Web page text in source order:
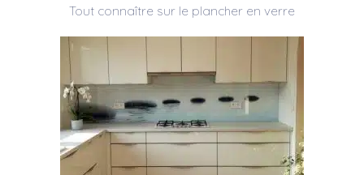
Tout connaître sur le plancher en verre